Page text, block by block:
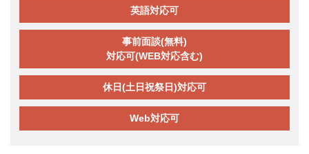
英語対応可
事前面談(無料)
対応可(WEB対応含む)
休日(土日祝祭日)対応可
Web対応可